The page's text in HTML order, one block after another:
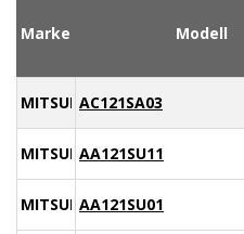
Marke Modell
MITSUBISHIAC121SA03
MITSUBISHIAA121SU11
MITSUBISHIAA121SU01